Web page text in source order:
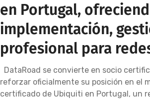
en Portugal,
implementación,
profesional para
DataRoad se convierte en socio
reforzar oficialmente su posición en el
certificado de Ubiquiti en Portugal, un